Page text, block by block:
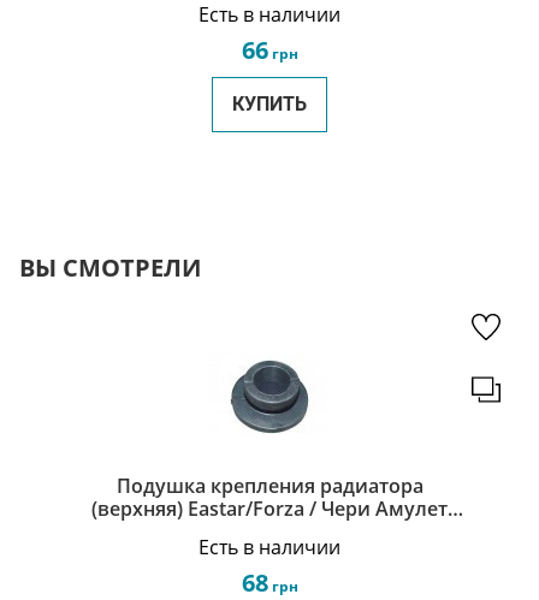
Есть в наличии
66грн
КУПИТЬ
ВЫ СМОТРЕЛИ
Подушка крепления радиатора
(верхняя) Eastar/Forza / Чери Амулет
Есть в наличии
68грн